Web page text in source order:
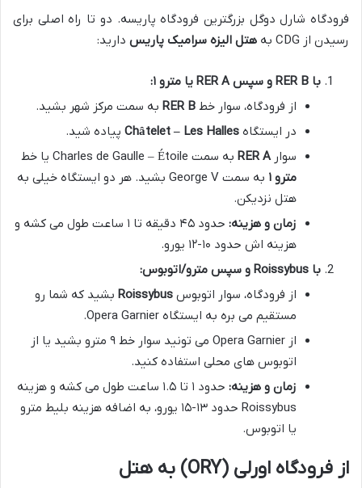
فرودگاه شارل دوگل بزرگترین فرودگاه پاریسه. دو تا راه اصلی برای
رسیدن از CDG به
هتل الیزه سرامیک پاریس دارید:
با RER B و سپس RER A یا مترو ۱:
از فرودگاه، سوار خط RER B به سمت مرکز شهر بشید.
در ایستگاه Châtelet – Les Halles پیاده شید.
سوارRER A به سمت Charles de Gaulle – Étoile یا خط
مترو ۱
به سمت George V بشید. هر دو ایستگاه خیلی به
هتل نزدیکن.
زمان و هزینه:
حدود ۴۵ دقیقه تا ۱ ساعت طول می کشه و
هزینه اش حدود ۱۰-۱۲ یورو.
با Roissybus و سپس مترو/اتوبوس:
از فرودگاه، سوار اتوبوس Roissybus بشید که شما رو
مستقیم می بره به ایستگاه Opera Garnier.
از Opera Garnier می تونید سوار خط ۹ مترو بشید یا از
اتوبوس های محلی استفاده کنید.
زمان و هزینه:
حدود ۱ تا ۱.۵ ساعت طول می کشه و هزینه
Roissybus حدود ۱۳-۱۵ یورو، به اضافه هزینه بلیط مترو
یا اتوبوس.
از فرودگاه اورلی (ORY) به هتل